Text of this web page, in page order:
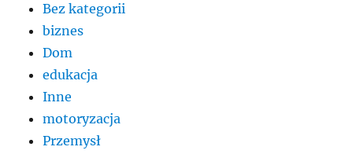
Bez kategorii
biznes
Dom
edukacja
Inne
motoryzacja
Przemysł